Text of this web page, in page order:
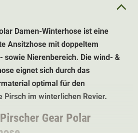
Damen-Winterhose ist eine
Ansitzhose mit doppeltem
sowie Nierenbereich. Die wind- &
eignet sich durch das
optimal für den
Pirsch im winterlichen Revier.
Gear Polar